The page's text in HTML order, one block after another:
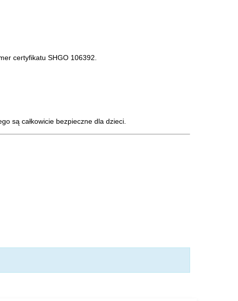
certyfikatu SHGO 106392.
są całkowicie bezpieczne dla dzieci.